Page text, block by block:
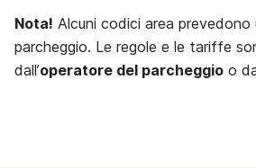
Nota! Alcuni codici area prevedono
parcheggio. Le regole e le tariffe
dall’operatore del parcheggio o